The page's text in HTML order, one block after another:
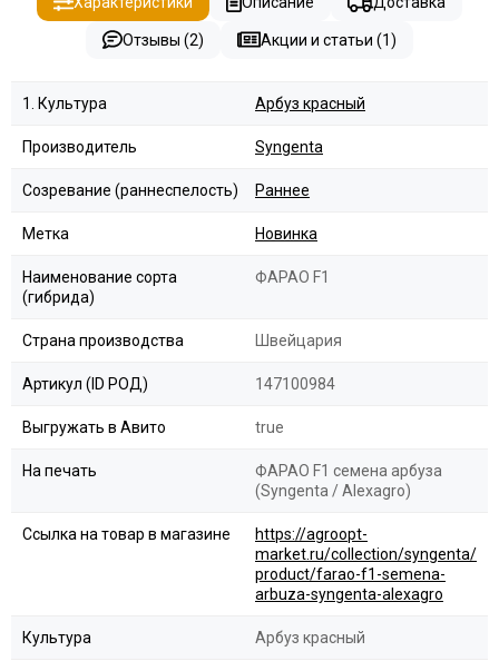
Отзывы (2) Акции и статьи (1)
1. Культура Арбуз красный
Производитель Syngenta
Созревание (раннеспелость) Раннее
Метка Новинка
Наименование сорта
(гибрида)
ФАРАО F1
Страна производства Швейцария
Артикул (ID РОД) 147100984
Выгружать в Авито true
На печать
ФАРАО F1 семена арбуза
(Syngenta / Alexagro)
Ссылка на товар в магазине
https://agroopt-
market.ru/collection/syngenta/
product/farao-f1-semena-
arbuza-syngenta-alexagro
Культура Арбуз красный